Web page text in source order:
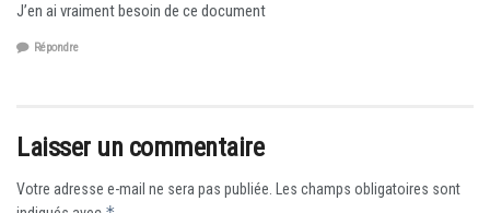
J’en ai vraiment besoin de ce document
Répondre
Laisser un commentaire
Votre adresse e-mail ne sera pas publiée.
Les champs obligatoires sont